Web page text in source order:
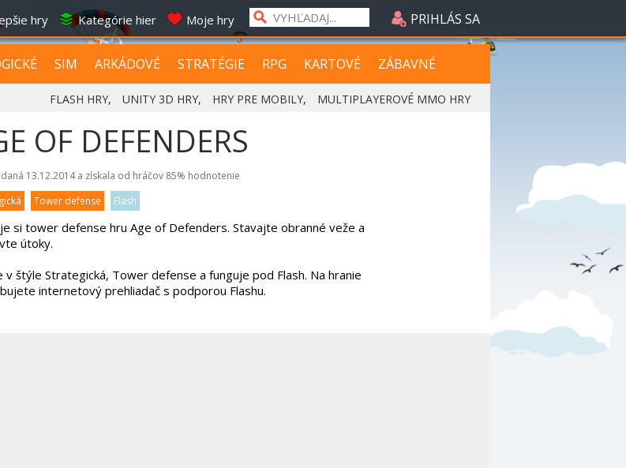
hry Kategórie hier Moje hry PRIHLÁS SA
SIM ARKÁDOVÉ STRATÉGIE RPG KARTOVÉ ZÁBAVNÉ
FLASH HRY, UNITY 3D HRY, HRY PRE MOBILY, MULTIPLAYEROVÉ MMO HRY
OF DEFENDERS
13.12.2014 a získala od hráčov 85% hodnotenie
Tower defense Flash
si tower defense hru Age of Defenders. Stavajte obranné veže a
útoky.
v štýle Strategická, Tower defense a funguje pod Flash. Na hranie
internetový prehliadač s podporou Flashu.